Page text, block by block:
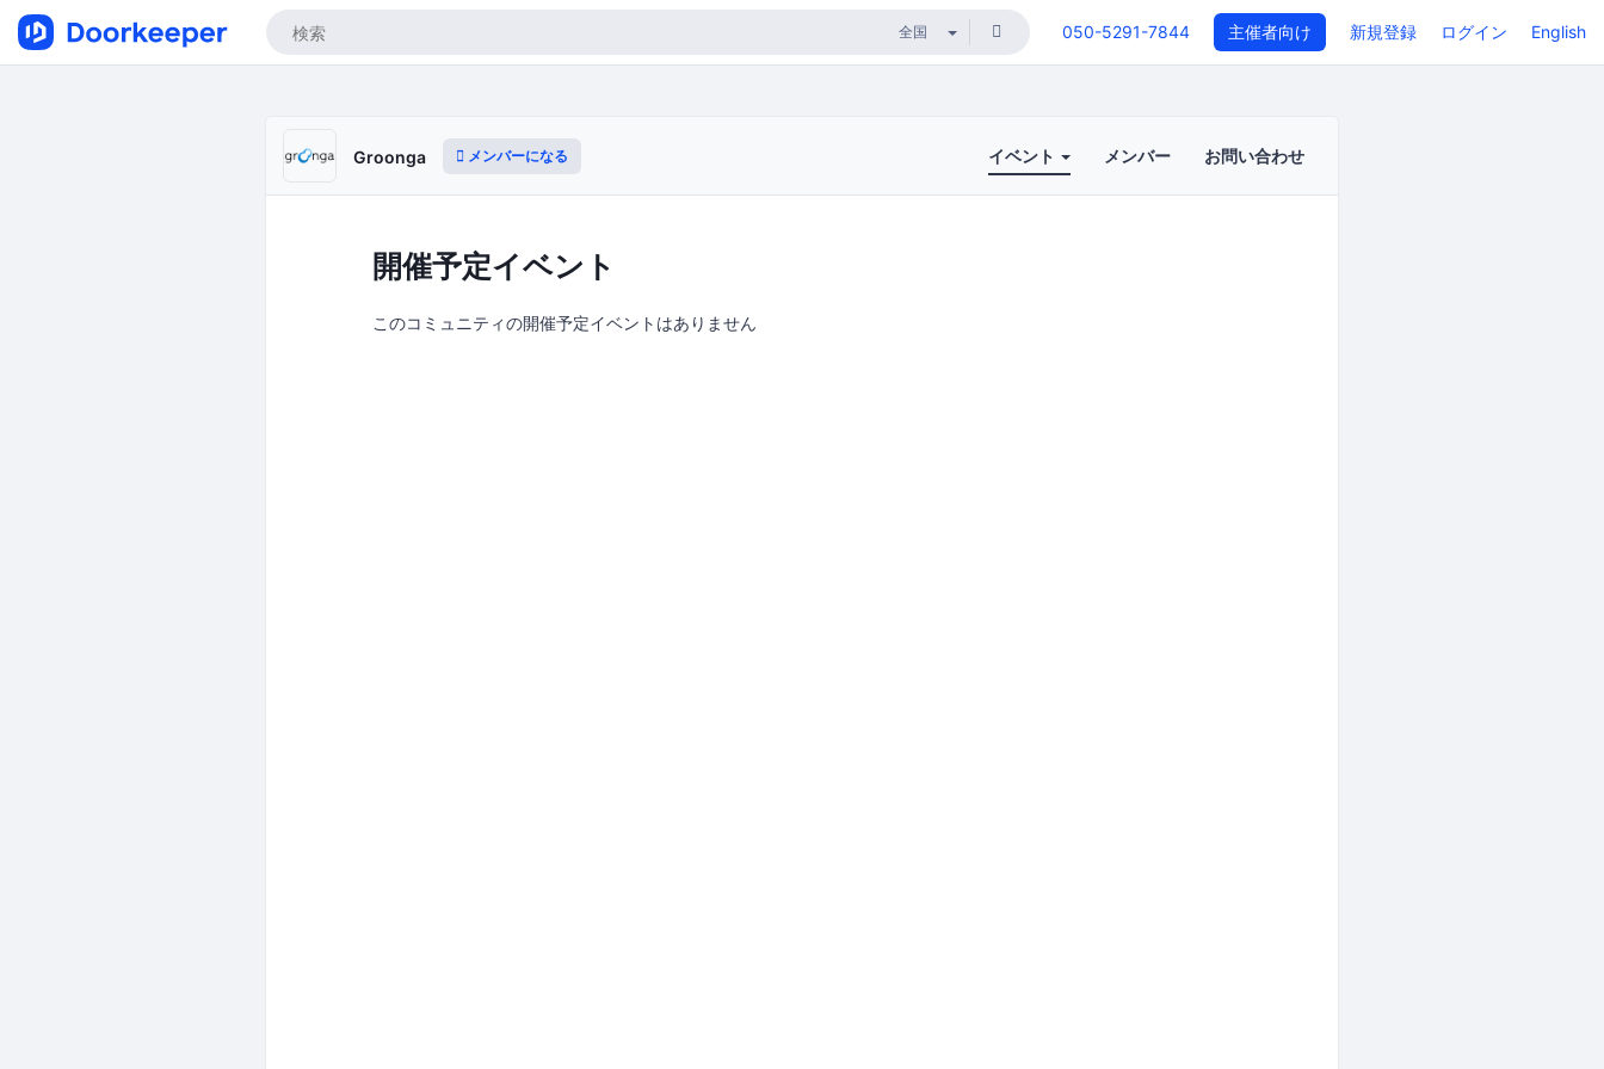
050-5291-7844 主催者向け 新規登録 ログイン English
Groonga メンバーになる イベント メンバー お問い合わせ
開催予定イベント
このコミュニティの開催予定イベントはありません